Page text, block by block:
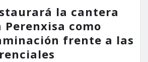
la cantera
Perenxisa como
frente a las